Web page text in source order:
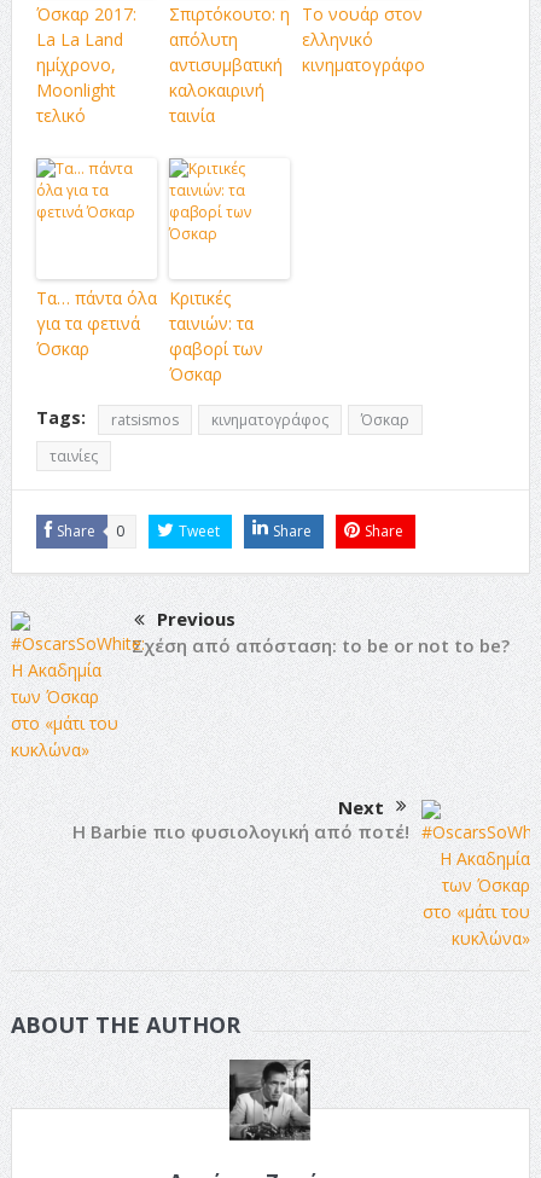
Όσκαρ 2017:
La La Land
ημίχρονο,
Moonlight
τελικό
Σπιρτόκουτο: η
απόλυτη
αντισυμβατική
καλοκαιρινή
ταινία
Το νουάρ στον
ελληνικό
κινηματογράφο
Τα… πάντα όλα
για τα φετινά
Όσκαρ
Κριτικές
ταινιών: τα
φαβορί των
Όσκαρ
Tags:
ratsismos κινηματογράφος
Όσκαρ
ταινίες
Share 0 Tweet Share Share
Previous
Σχέση από απόσταση: to be or not to be?
Next
Η Barbie πιο φυσιολογική από ποτέ!
ABOUT THE AUTHOR